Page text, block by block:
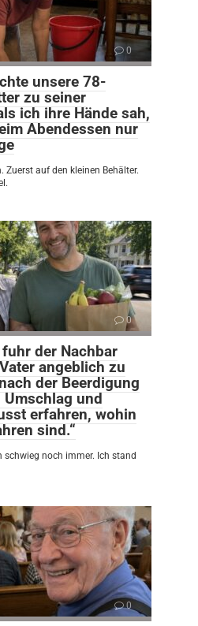
0
unsere 78-
zu seiner
ich ihre Hände sah,
Abendessen nur
Zuerst auf den kleinen Behälter.
0
der Nachbar
angeblich zu
der Beerdigung
Umschlag und
erfahren, wohin
sind.“
schwieg noch immer. Ich stand
0